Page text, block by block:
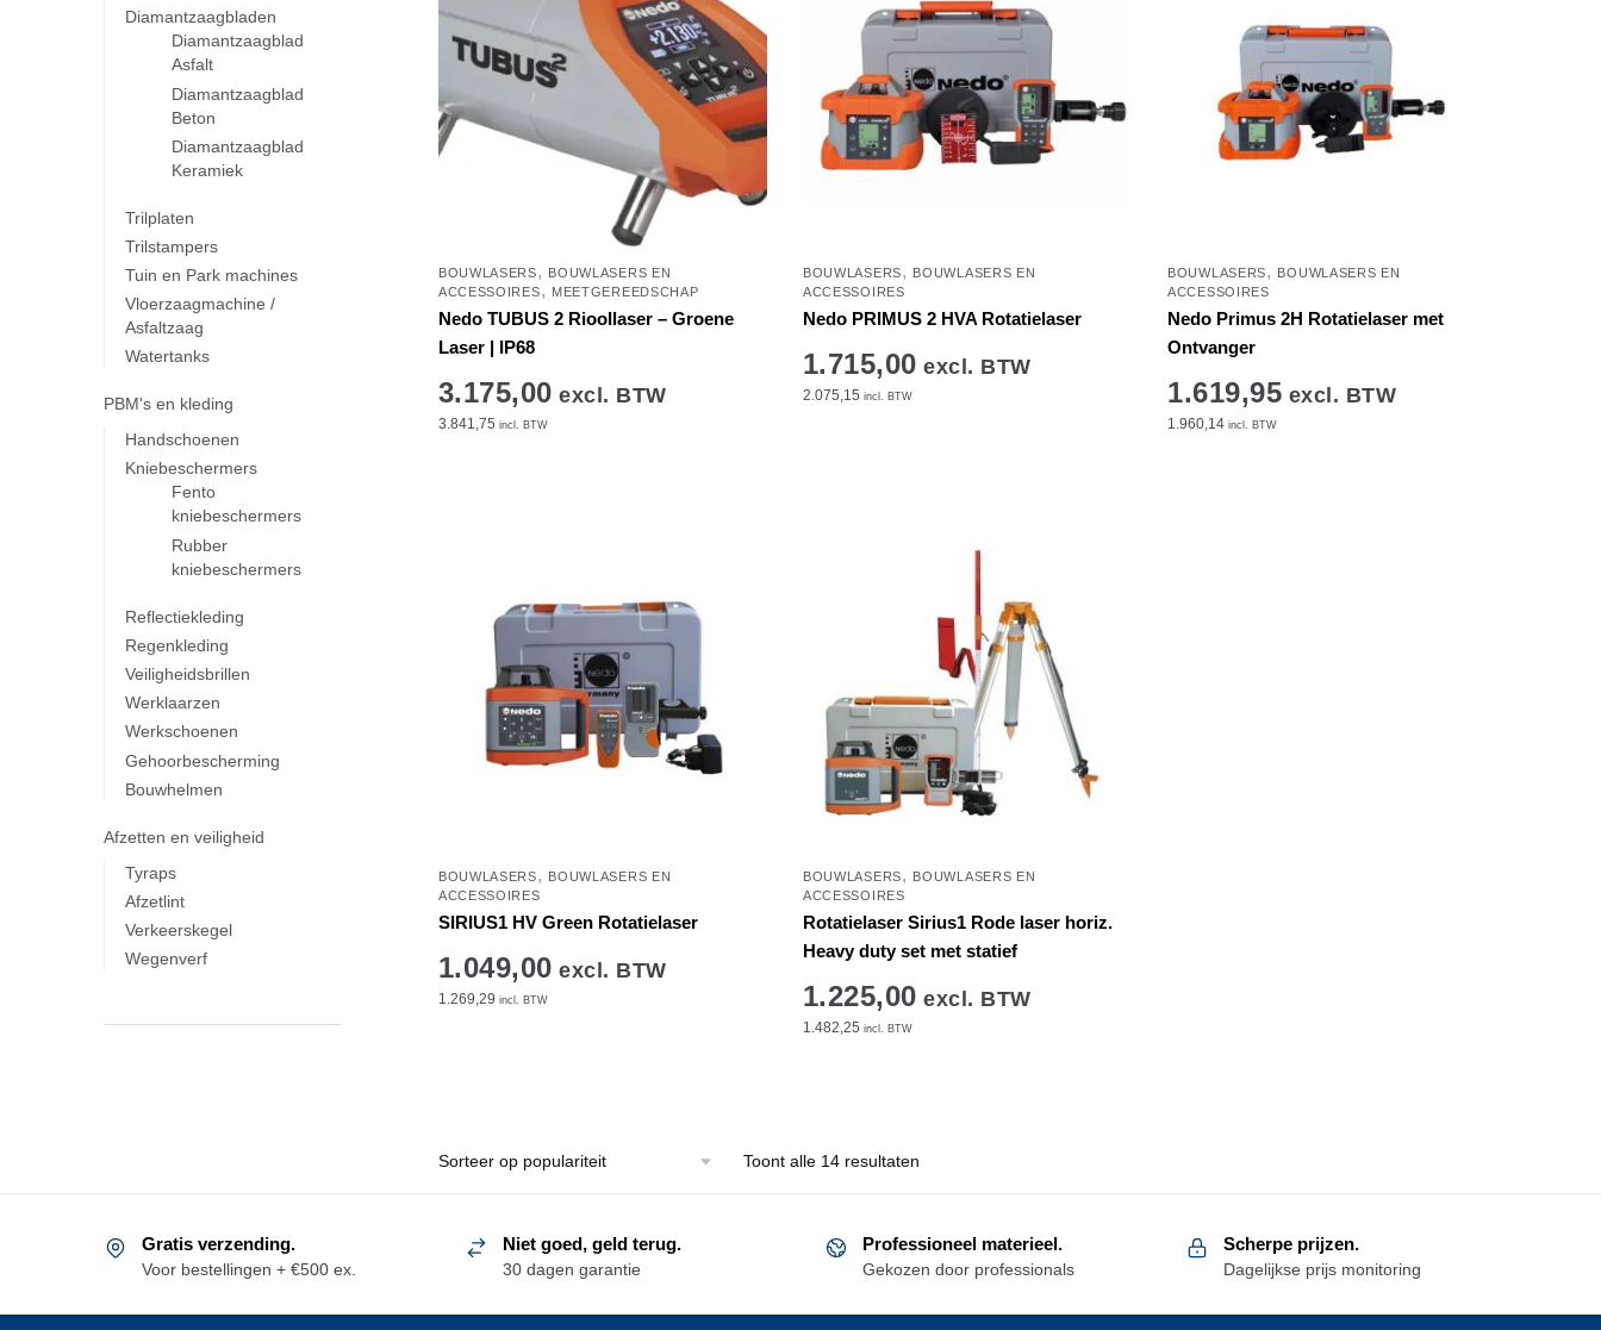
BOUWLASERS, BOUWLASERS EN
ACCESSOIRES, MEETGEREEDSCHAP
Nedo TUBUS 2 Rioollaser – Groene
Laser | IP68
3.175,00 excl. BTW
3.841,75 incl. BTW
BOUWLASERS, BOUWLASERS EN
ACCESSOIRES
Nedo PRIMUS 2 HVA Rotatielaser
1.715,00 excl. BTW
2.075,15 incl. BTW
BOUWLASERS, BOUWLASERS EN
ACCESSOIRES
Nedo Primus 2H Rotatielaser met
Ontvanger
1.619,95 excl. BTW
1.960,14 incl. BTW
BOUWLASERS, BOUWLASERS EN
ACCESSOIRES
SIRIUS1 HV Green Rotatielaser
1.049,00 excl. BTW
1.269,29 incl. BTW
BOUWLASERS, BOUWLASERS EN
ACCESSOIRES
Rotatielaser Sirius1 Rode laser horiz.
Heavy duty set met statief
1.225,00 excl. BTW
1.482,25 incl. BTW
Toont alle 14 resultatenGesorteerd
Diamantzaagbladen
Diamantzaagblad
Asfalt
Diamantzaagblad
Beton
Diamantzaagblad
Keramiek
Trilplaten
Trilstampers
Tuin en Park machines
Vloerzaagmachine /
Asfaltzaag
Watertanks
PBM's en kleding
Handschoenen
Kniebeschermers
Fento
kniebeschermers
Rubber
kniebeschermers
Reflectiekleding
Regenkleding
Veiligheidsbrillen
Werklaarzen
Werkschoenen
Gehoorbescherming
Bouwhelmen
Afzetten en veiligheid
Tyraps
Afzetlint
Verkeerskegel
Wegenverf
Gratis verzending.
Voor bestellingen + €500 ex.
Niet goed, geld terug.
30 dagen garantie
Professioneel materieel.
Gekozen door professionals
Scherpe prijzen.
Dagelijkse prijs monitoring